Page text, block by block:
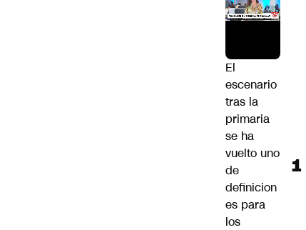
El
escenario
tras la
primaria
se ha
vuelto uno
de
definicion
es para
los